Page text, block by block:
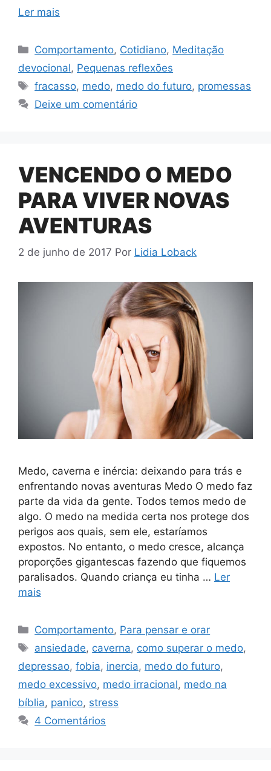
Ler mais
Categorias
Comportamento, Cotidiano, Meditação
devocional, Pequenas reflexões
Tags
fracasso, medo, medo do futuro, promessas
Deixe um comentário
VENCENDO O MEDO
PARA VIVER NOVAS
AVENTURAS
2 de junho de 2017 Por Lidia Loback
Medo, caverna e inércia: deixando para trás e
enfrentando novas aventuras Medo O medo faz
parte da vida da gente. Todos temos medo de
algo. O medo na medida certa nos protege dos
perigos aos quais, sem ele, estaríamos
expostos. No entanto, o medo cresce, alcança
proporções gigantescas fazendo que fiquemos
paralisados. Quando criança eu tinha … Ler
mais
Categorias
Comportamento, Para pensar e orar
Tags
ansiedade, caverna, como superar o medo,
depressao, fobia, inercia, medo do futuro,
medo excessivo, medo irracional, medo na
bíblia, panico, stress
4 Comentários